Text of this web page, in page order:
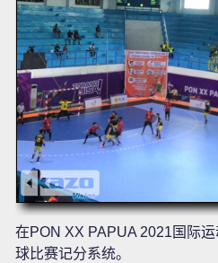
在PON XX PAPUA 2021国际
球比赛记分系统。